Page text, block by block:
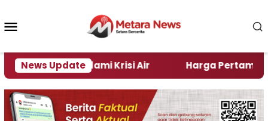
konten
News Update
di Jember Alami Krisi Air Harga Pertamax